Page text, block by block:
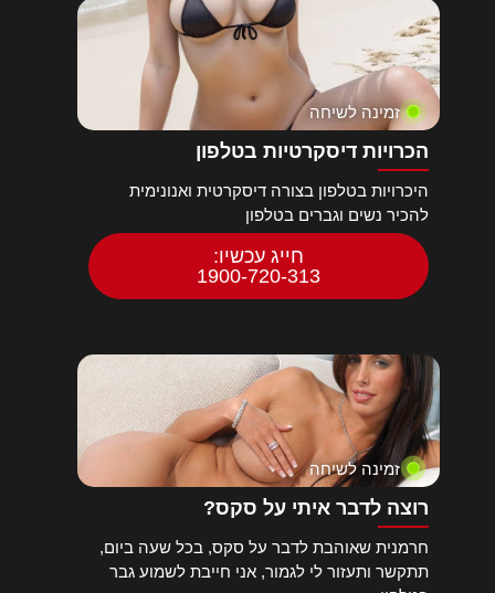
זמינה לשיחה
הכרויות דיסקרטיות בטלפון
היכרויות בטלפון בצורה דיסקרטית ואנונימית
להכיר נשים וגברים בטלפון
חייג עכשיו:
1900-720-313
זמינה לשיחה
רוצה לדבר איתי על סקס?
חרמנית שאוהבת לדבר על סקס, בכל שעה ביום,
תתקשר ותעזור לי לגמור, אני חייבת לשמוע גבר